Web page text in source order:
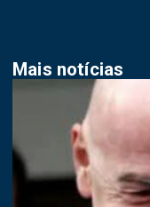
Mais notícias